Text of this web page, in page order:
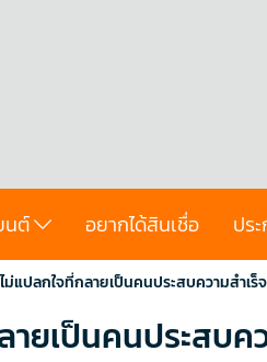
นต์ อยากได้สินเชื่อ ปร
ม่แปลกใจที่กลายเป็นคนประสบความสำเร็จ
ยเป็นคนประสบค